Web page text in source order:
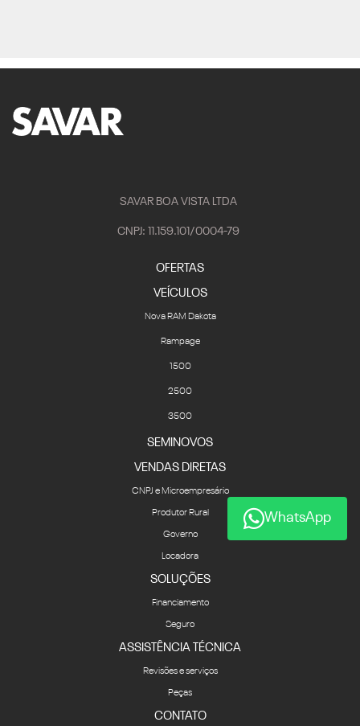
SAVAR BOA VISTA LTDA
CNPJ: 11.159.101/0004-79
OFERTAS
VEÍCULOS
Nova RAM Dakota
Rampage
1500
2500
3500
SEMINOVOS
VENDAS DIRETAS
CNPJ e Microempresário
Produtor Rural
Governo
Locadora
SOLUÇÕES
Financiamento
Seguro
ASSISTÊNCIA TÉCNICA
Revisões e serviços
Peças
CONTATO
WhatsApp